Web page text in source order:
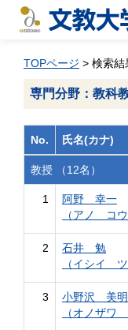
TOPページ > 検索結
専門分野：教科
No. 氏名(カナ)
教授 （12名）
1
阿野 幸一
（アノ コウ
2
石井 勉
（イシイ ツ
3
小野沢 美
（オノザワ